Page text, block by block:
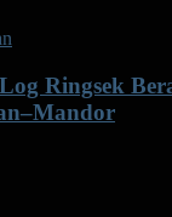
Ringsek